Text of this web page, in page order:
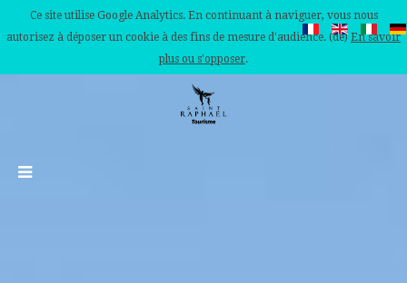
Ce site utilise Google Analytics. En continuant à naviguer, vous nous
autorisez à déposer un cookie à des fins de mesure d'audience. (de) En savoir
plus ou s'opposer.